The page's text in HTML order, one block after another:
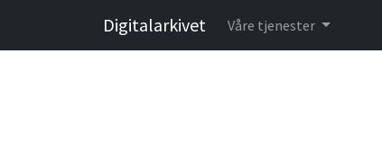
Digitalarkivet Våre tjenester